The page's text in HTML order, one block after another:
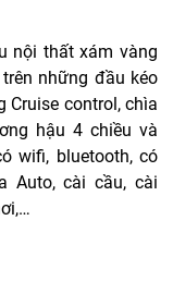
nội thất xám vàng
những đầu kéo
Cruise control, chìa
hậu 4 chiều và
wifi, bluetooth, có
Auto, cài cầu, cài